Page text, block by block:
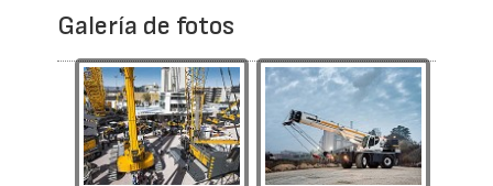
Galería de fotos